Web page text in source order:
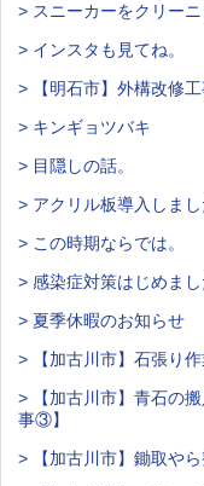
> スニーカーをクリー
> インスタも見てね。
> 【明石市】外構改修
> キンギョツバキ
> 目隠しの話。
> アクリル板導入しまし
> この時期ならでは。
> 感染症対策はじめまし
> 夏季休暇のお知らせ
> 【加古川市】石張り
> 【加古川市】青石の
事③】
> 【加古川市】鋤取や